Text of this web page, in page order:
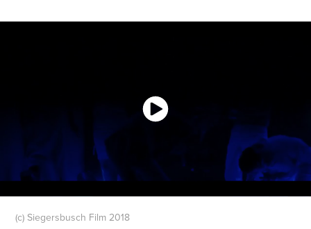
(c) Siegersbusch Film 2018